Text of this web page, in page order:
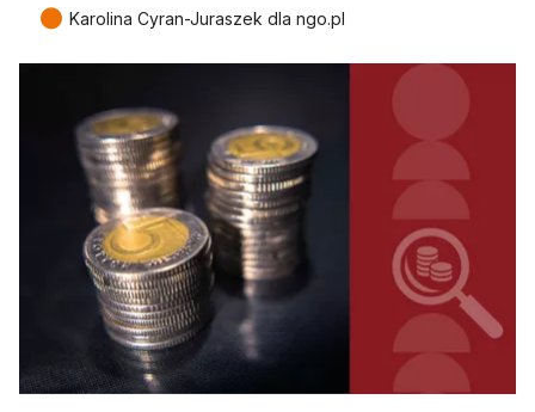
● Karolina Cyran-Juraszek dla ngo.pl